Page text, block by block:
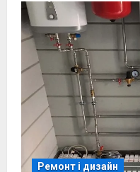
Ремонт і дизайн